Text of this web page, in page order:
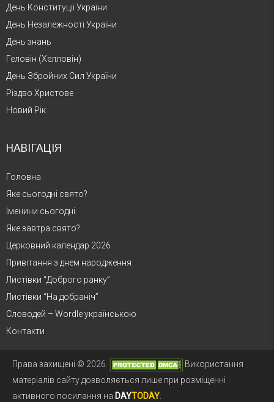
День Конституції України
День Незалежності України
День знань
Геловін (Хелловін)
День Збройних Сил України
Різдво Христове
Новий Рік
НАВІГАЦІЯ
Головна
Яке сьогодні свято?
Іменини сьогодні
Яке завтра свято?
Церковний календар 2026
Привітання з днем народження
Листівки “Доброго ранку”
Листівки “На добраніч”
Словодей – Wordle українською
Контакти
Права захищені © 2026.
Використання
матеріалів сайту дозволяється лише при розміщенні
активного посилання на DAYTODAY